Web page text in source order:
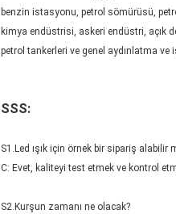
benzin istasyonu, petrol sömürüsü,
kimya endüstrisi, askeri endüstri, açık
petrol tankerleri ve genel aydınlatma ve
SSS:
S1.Led ışık için örnek bir sipariş alabilir
C: Evet, kaliteyi test etmek ve kontrol
S2.Kurşun zamanı ne olacak?